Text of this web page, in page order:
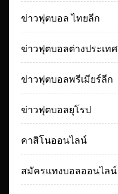
ข่าวฟุตบอล ไทยลีก
ข่าวฟุตบอลต่างประเทศ
ข่าวฟุตบอลพรีเมียร์ลีก
ข่าวฟุตบอลยุโรป
คาสิโนออนไลน์
สมัครแทงบอลออนไลน์